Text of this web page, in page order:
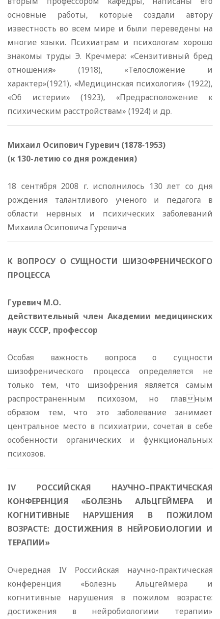
основные работы, которые создали автору
известность во всем мире и были переведены на
многие языки. Психиатрам и психологам хорошо
знакомы труды Э. Кречмера: «Сензитивный бред
отношения» (1918), «Телосложение и
характер»(1921), «Медицинская психология» (1922),
«Об истерии» (1923), «Предрасположение к
психическим расстройствам» (1924) и др.
Михаил Осипович Гуревич (1878-1953)
(к 130-летию со дня рождения)
18 сентября 2008 г. исполнилось 130 лет со дня
рождения талантливого ученого и педагога в
области нервных и психических заболеваний
Михаила Осиповича Гуревича
К ВОПРОСУ О СУЩНОСТИ ШИЗОФРЕНИЧЕСКОГО
ПРОЦЕССА
Гуревич М.О.
действительный член Академии медицинских
наук СССР, профессор
Особая важность вопроса о сущности
шизофренического процесса определяется не
только тем, что шизофрения является самым
распространенным психозом, но главным
образом тем, что это заболевание занимает
центральное место в психиатрии, сочетая в себе
особенности органических и функциональных
психозов.
IV РОССИЙСКАЯ НАУЧНО–ПРАКТИЧЕСКАЯ
КОНФЕРЕНЦИЯ «БОЛЕЗНЬ АЛЬЦГЕЙМЕРА И
КОГНИТИВНЫЕ НАРУШЕНИЯ В ПОЖИЛОМ
ВОЗРАСТЕ: ДОСТИЖЕНИЯ В НЕЙРОБИОЛОГИИ И
ТЕРАПИИ»
Очередная IV Российская научно-практическая
конференция «Болезнь Альцгеймера и
когнитивные нарушения в пожилом возрасте:
достижения в нейробиологиии терапии»